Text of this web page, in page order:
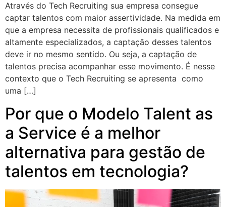
Através do Tech Recruiting sua empresa consegue
captar talentos com maior assertividade. Na medida em
que a empresa necessita de profissionais qualificados e
altamente especializados, a captação desses talentos
deve ir no mesmo sentido. Ou seja, a captação de
talentos precisa acompanhar esse movimento. É nesse
contexto que o Tech Recruiting se apresenta como
uma […]
Por que o Modelo Talent as
a Service é a melhor
alternativa para gestão de
talentos em tecnologia?